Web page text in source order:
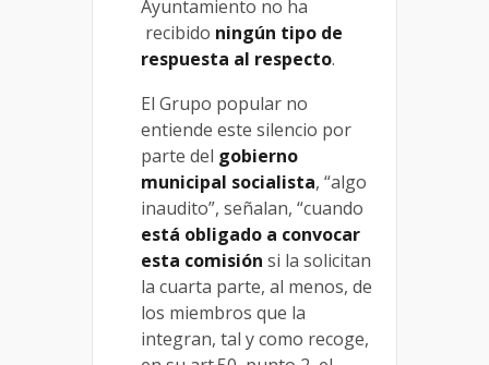
Ayuntamiento no ha
recibido ningún tipo de
respuesta al respecto.
El Grupo popular no
entiende este silencio por
parte del gobierno
municipal socialista, “algo
inaudito”, señalan, “cuando
está obligado a convocar
esta comisión si la solicitan
la cuarta parte, al menos, de
los miembros que la
integran, tal y como recoge,